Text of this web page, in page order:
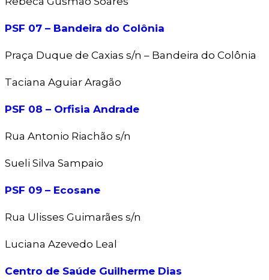
PSF 07 – Bandeira do Colônia
Praça Duque de Caxias s/n – Bandeira do Colônia
Taciana Aguiar Aragão
PSF 08 – Orfisia Andrade
Rua Antonio Riachão s/n
Sueli Silva Sampaio
PSF 09 – Ecosane
Rua Ulisses Guimarães s/n
Luciana Azevedo Leal
Centro de Saúde Guilherme Dias